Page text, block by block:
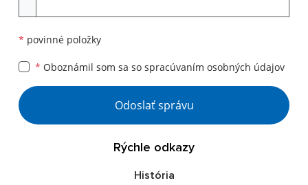
* povinné položky
* Oboznámil som sa so spracúvaním osobných údajov
Google reCaptcha Response
Odoslať správu
Rýchle odkazy
História